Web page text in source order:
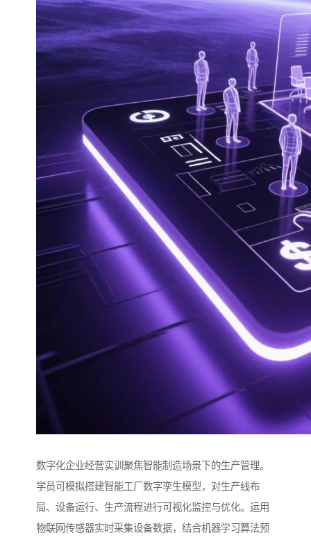
数字化企业经营实训聚焦智能制造场景下的生产管理。
学员可模拟搭建智能工厂数字孪生模型，对生产线布
局、设备运行、生产流程进行可视化监控与优化。运用
物联网传感器实时采集设备数据，结合机器学习算法预